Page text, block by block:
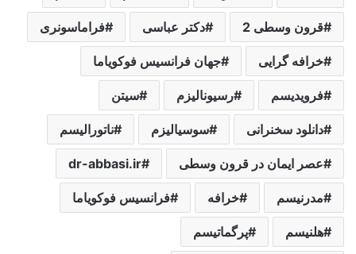
قرون وسطی 2 دکتر عباسی فراماسونری
خرافه گرایی جهان فرانسیس فوکویاما
فرویدیسم رسیونالیزم سیتن
دانلود سخنرانی سوسیالیزم ناتورالیسم
عصر ایمان در قرون وسطی dr-abbasi.ir
مدرنیسم خرافه فرانسیس فوکویاما
هلنیسم پرگماتیسم